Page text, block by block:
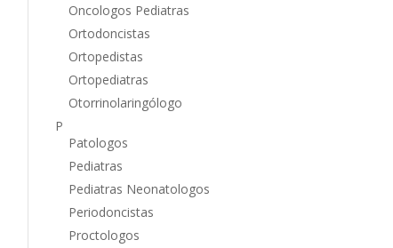
Oncologos Pediatras
Ortodoncistas
Ortopedistas
Ortopediatras
Otorrinolaringólogo
P
Patologos
Pediatras
Pediatras Neonatologos
Periodoncistas
Proctologos